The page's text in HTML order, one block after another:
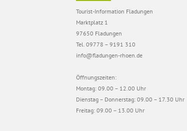
Tourist-Information Fladungen
Marktplatz 1
97650 Fladungen
Tel. 09778 – 9191 310
info@fladungen-rhoen.de
Öffnungszeiten:
Montag: 09.00 – 12.00 Uhr
Dienstag – Donnerstag: 09.00 – 17.30 Uhr
Freitag: 09.00 – 13.00 Uhr